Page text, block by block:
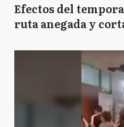
Efectos del
ruta anegada y